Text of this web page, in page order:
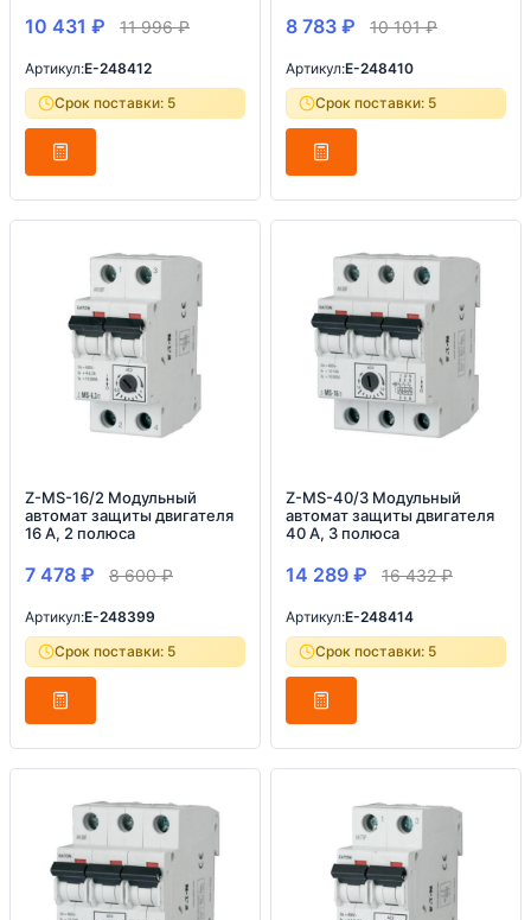
10 431 ₽ 11 996₽
Артикул:E-248412
Срок поставки: 5
8 783 ₽ 10 101₽
Артикул:E-248410
Срок поставки: 5
Z-MS-16/2 Модульный
автомат защиты двигателя
16 А, 2 полюса
7 478 ₽ 8 600₽
Артикул:E-248399
Срок поставки: 5
Z-MS-40/3 Модульный
автомат защиты двигателя
40 А, 3 полюса
14 289 ₽ 16 432₽
Артикул:E-248414
Срок поставки: 5